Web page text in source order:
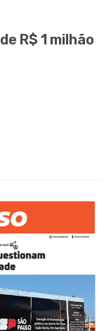
R$ 1 milhão